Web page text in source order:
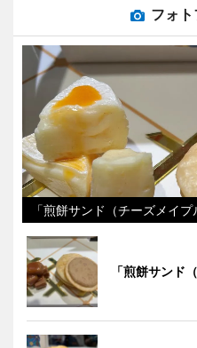
フォ
「煎餅サンド（チーズメイプ
「煎餅サンド